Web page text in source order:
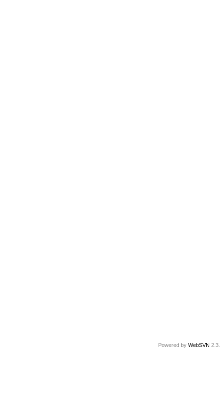
Powered by WebSVN